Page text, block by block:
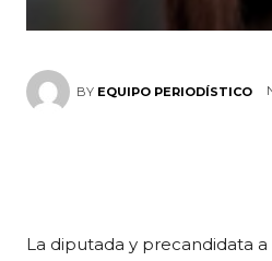
BY EQUIPO PERIODÍSTICO
La diputada y precandidata